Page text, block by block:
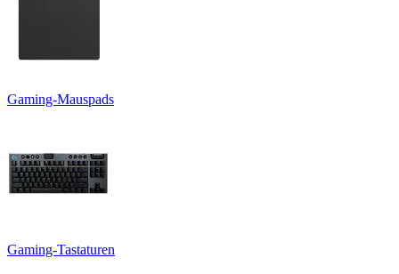
Gaming-Mauspads
Gaming-Tastaturen